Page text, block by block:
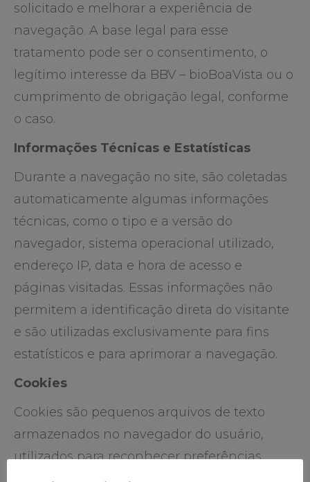
solicitado e melhorar a experiência de
navegação. A base legal para esse
tratamento pode ser o consentimento, o
legítimo interesse da BBV – bioBoaVista ou o
cumprimento de obrigação legal, conforme
o caso.
Informações Técnicas e Estatísticas
Durante a navegação no site, são coletadas
automaticamente algumas informações
técnicas, como o tipo e a versão do
navegador, sistema operacional utilizado,
endereço IP, data e hora de acesso e
páginas visitadas. Essas informações não
permitem a identificação direta do visitante
e são utilizadas exclusivamente para fins
estatísticos e para aprimorar a navegação.
Cookies
Cookies são pequenos arquivos de texto
armazenados no navegador do usuário,
utilizados para reconhecer preferências,
facilitar a navegação e melhorar a